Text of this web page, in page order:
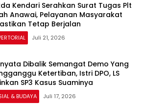
Kendari Serahkan Surat Tugas Plt
Anawai, Pelayanan Masyarakat
Tetap Berjalan
Juli 21, 2026
Dibalik Semangat Demo Yang
Ketertiban, Istri DPO, LS
SP3 Kasus Suaminya
& BUDAYA Juli 17, 2026